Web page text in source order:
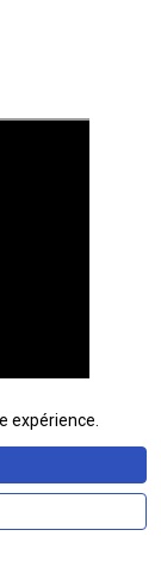
expérience.